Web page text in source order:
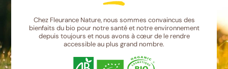
Chez Fleurance Nature, nous sommes convaincus des
bienfaits du bio pour notre santé et notre environnement
depuis toujours et nous avons à cœur de le rendre
accessible au plus grand nombre.